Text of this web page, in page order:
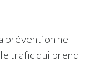
prévention ne
trafic qui prend